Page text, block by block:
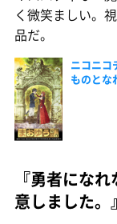
く微笑ましい。
品だ。
ニコニ
ものとな
『勇者にな
意しました。